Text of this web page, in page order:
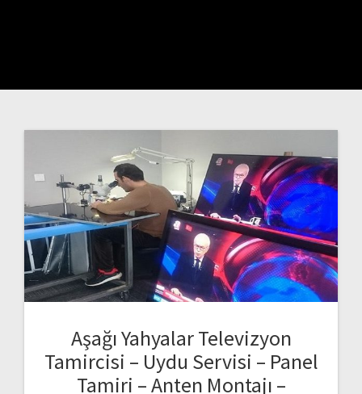
Aşağı Yahyalar Televizyon
Tamircisi – Uydu Servisi – Panel
Tamiri – Anten Montajı –